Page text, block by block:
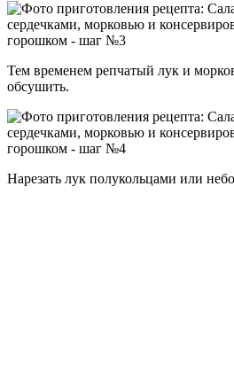
Тем временем репчатый лук и
обсушить.
Нарезать лук полукольцами или